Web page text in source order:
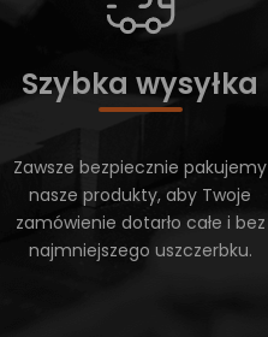
Szybka wysyłka
Zawsze bezpiecznie pakujemy
nasze produkty, aby Twoje
zamówienie dotarło całe i bez
najmniejszego uszczerbku.